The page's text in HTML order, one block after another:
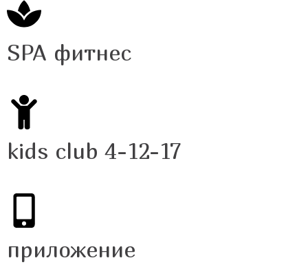
SPA фитнес
kids club 4-12-17
приложение